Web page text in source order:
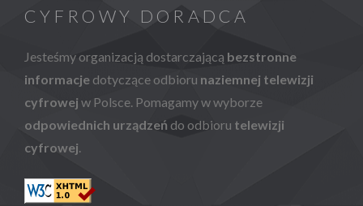
CYFROWY DORADCA
Jesteśmy organizacją dostarczającą bezstronne
informacje dotyczące odbioru naziemnej telewizji
cyfrowej w Polsce. Pomagamy w wyborze
odpowiednich urządzeń do odbioru telewizji
cyfrowej.